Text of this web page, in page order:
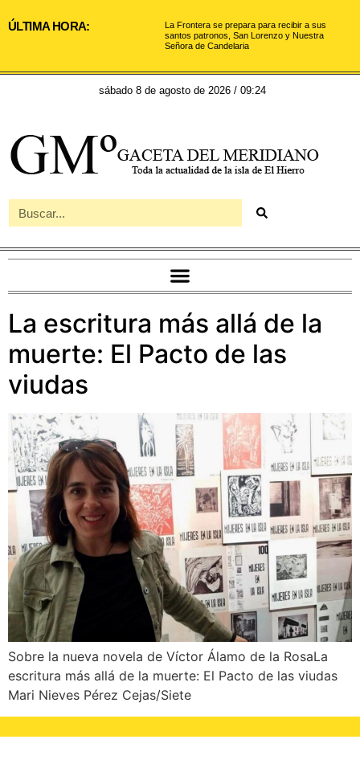
ÚLTIMA HORA:
La Frontera se prepara para recibir a sus
santos patronos, San Lorenzo y Nuestra
Señora de Candelaria
sábado 8 de agosto de 2026 / 09:24
La escritura más allá de la
muerte: El Pacto de las
viudas
Sobre la nueva novela de Víctor Álamo de la RosaLa
escritura más allá de la muerte: El Pacto de las viudas
Mari Nieves Pérez Cejas/Siete